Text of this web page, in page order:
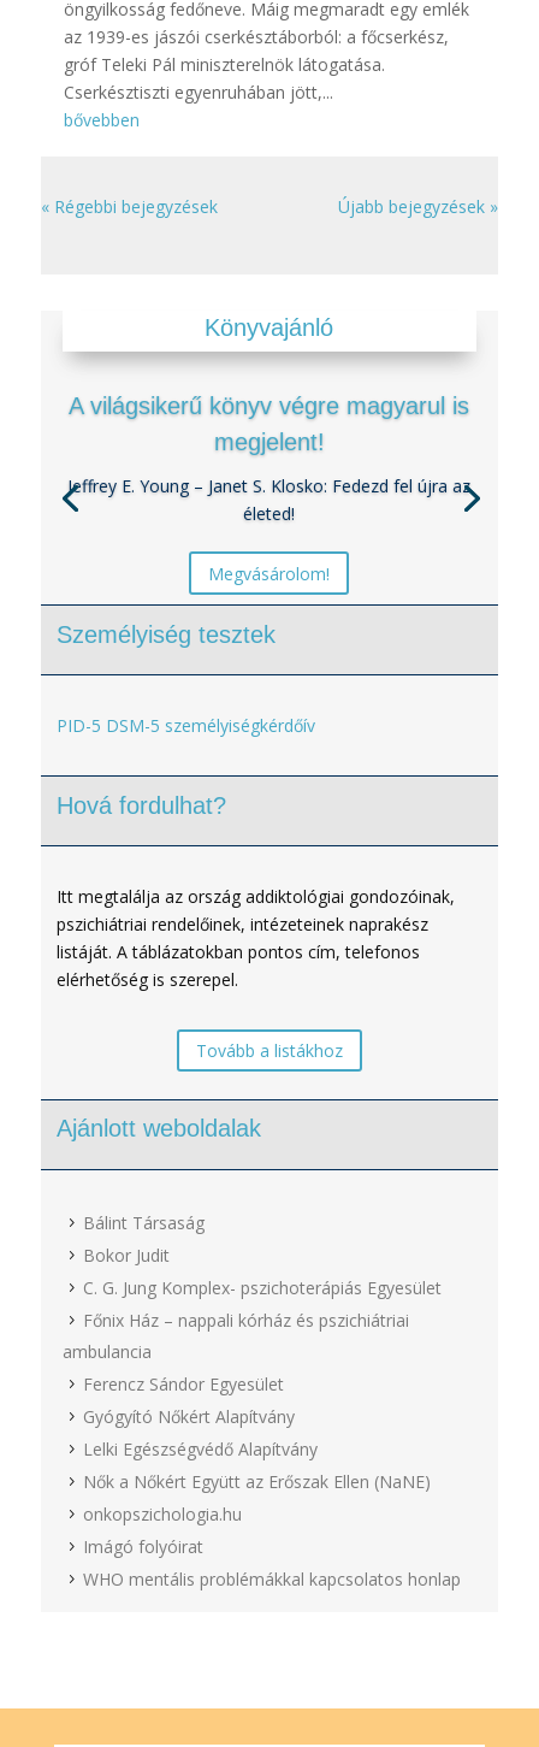
öngyilkosság fedőneve. Máig megmaradt egy emlék
az 1939-es jászói cserkésztáborból: a főcserkész,
gróf Teleki Pál miniszterelnök látogatása.
Cserkésztiszti egyenruhában jött,...
bővebben
« Régebbi bejegyzések Újabb bejegyzések »
Könyvajánló
A világsikerű könyv végre magyarul is
megjelent!
Jeffrey E. Young – Janet S. Klosko: Fedezd fel újra az
életed!
Megvásárolom!
Személyiség tesztek
PID-5 DSM-5 személyiségkérdőív
Hová fordulhat?
Itt megtalálja az ország addiktológiai gondozóinak,
pszichiátriai rendelőinek, intézeteinek naprakész
listáját. A táblázatokban pontos cím, telefonos
elérhetőség is szerepel.
Tovább a listákhoz
Ajánlott weboldalak
Bálint Társaság
Bokor Judit
C. G. Jung Komplex- pszichoterápiás Egyesület
Főnix Ház – nappali kórház és pszichiátriai
ambulancia
Ferencz Sándor Egyesület
Gyógyító Nőkért Alapítvány
Lelki Egészségvédő Alapítvány
Nők a Nőkért Együtt az Erőszak Ellen (NaNE)
onkopszichologia.hu
Imágó folyóirat
WHO mentális problémákkal kapcsolatos honlap